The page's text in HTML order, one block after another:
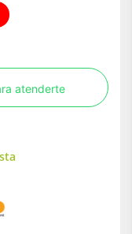
atenderte